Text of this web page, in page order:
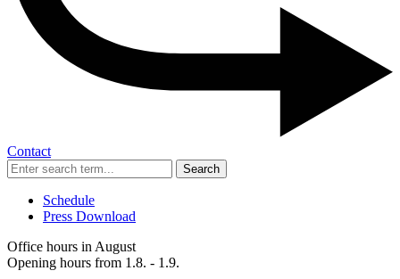
Contact
Search
Schedule
Press Download
Office hours in August
Opening hours from 1.8. - 1.9.